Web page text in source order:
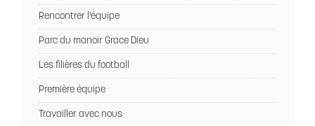
Rencontrer l'équipe
Parc du manoir Grace Dieu
Les filières du football
Première équipe
Travailler avec nous